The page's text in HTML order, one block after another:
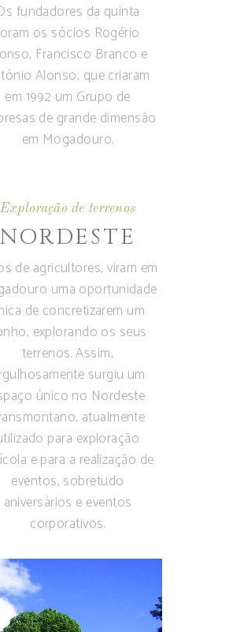
fundadores da quinta
os sócios Rogério
Francisco Branco e
Alonso, que criaram
em 1992 um Grupo de
de grande dimensão
em Mogadouro.
Exploração de terrenos
NORDESTE
de agricultores, viram em
uma oportunidade
de concretizarem um
explorando os seus
terrenos. Assim,
surgiu um
único no Nordeste
atualmente
para exploração
e para a realização de
eventos, sobretudo
aniversários e eventos
corporativos.